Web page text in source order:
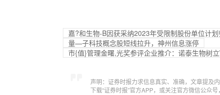
嘉?和生物-B因获采纳2023年受限制股份单位计
量—子科技概念股短线拉升，神州信息涨停
市{值}管理金曙,光奖参评企业推介：诺泰生物树
声明：证券时报力求信息真实、准确，文章提及
下载“证券时报”官方APP，或关注官方微信公众